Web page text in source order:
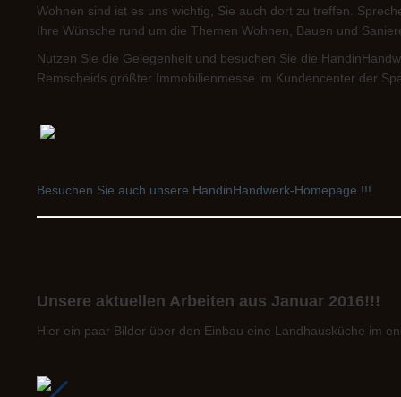
Wohnen sind ist es uns wichtig, Sie auch dort zu treffen.
Ihre Wünsche rund um die Themen Wohnen, Bauen und
Nutzen Sie die Gelegenheit und besuchen Sie die
Remscheids größter Immobilienmesse im Kundencenter der
Besuchen Sie auch unsere HandinHandwerk-Homepage !!!
Unsere aktuellen Arbeiten aus Januar 2016!!!
Hier ein paar Bilder über den Einbau eine Landhausküche im